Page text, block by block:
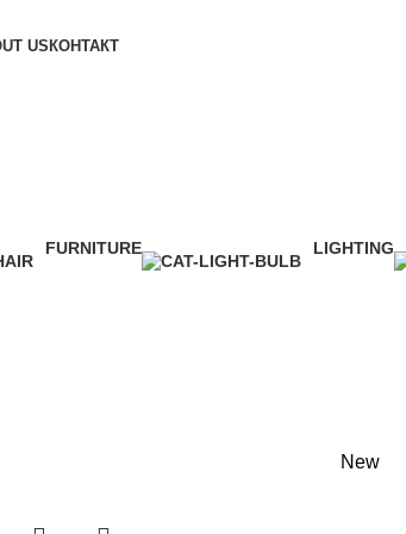
USКОНТАКТ
FURNITURE
LIGHTING
New